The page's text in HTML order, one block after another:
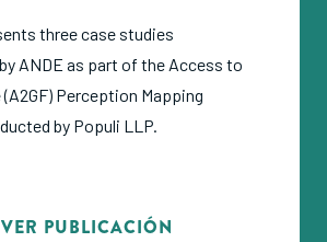
three case studies
ANDE as part of the Access to
Perception Mapping
by Populi LLP.
VER PUBLICACIÓN